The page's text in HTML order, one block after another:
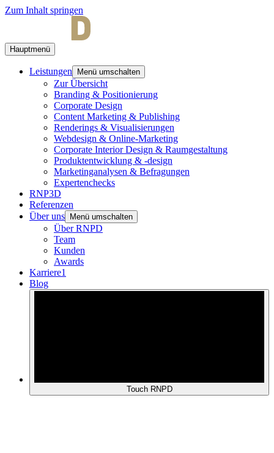
Zum Inhalt springen
Hauptmenü
Leistungen Menü umschalten
Zur Übersicht
Branding & Positionierung
Corporate Design
Content Marketing & Publishing
Renderings & Visualisierungen
Webdesign & Online-Marketing
Corporate Interior Design & Raumgestaltung
Produktentwicklung & -design
Marketinganalysen & Befragungen
Expertenchecks
RNP3D
Referenzen
Über uns
Menü umschalten
Über RNPD
Team
Kunden
Awards
Karriere1
Blog
Touch RNPD